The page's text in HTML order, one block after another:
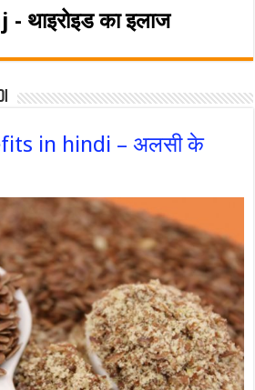
का इलाज
in hindi – अलसी के